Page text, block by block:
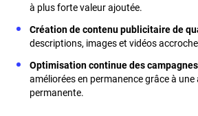
à plus forte valeur ajoutée.
Création de contenu publicitaire de
descriptions, images et vidéos
Optimisation continue des
améliorées en permanence grâce à
permanente.